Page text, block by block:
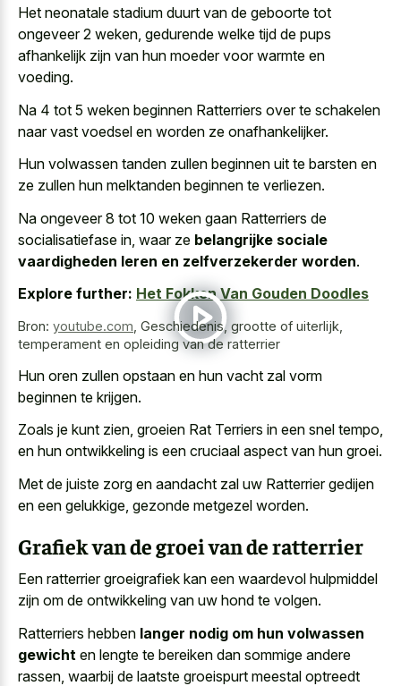
Het neonatale stadium duurt van de geboorte tot
ongeveer 2 weken, gedurende welke tijd de pups
afhankelijk zijn van hun moeder voor warmte en
voeding.
Na 4 tot 5 weken beginnen Ratterriers over te schakelen
naar vast voedsel en worden ze onafhankelijker.
Hun volwassen tanden zullen beginnen uit te barsten en
ze zullen hun melktanden beginnen te verliezen.
Na ongeveer 8 tot 10 weken gaan Ratterriers de
socialisatiefase in, waar ze belangrijke sociale
vaardigheden leren en zelfverzekerder worden.
Explore further: Het Fokken Van Gouden Doodles
Bron: youtube.com Geschiedenis, grootte of uiterlijk,
temperament en opleiding van de ratterrier
Hun oren zullen opstaan en hun vacht zal vorm
beginnen te krijgen.
Zoals je kunt zien, groeien Rat Terriers in een snel tempo,
en hun ontwikkeling is een cruciaal aspect van hun groei.
Met de juiste zorg en aandacht zal uw Ratterrier gedijen
en een gelukkige, gezonde metgezel worden.
Grafiek van de groei van de ratterrier
Een ratterrier groeigrafiek kan een waardevol hulpmiddel
zijn om de ontwikkeling van uw hond te volgen.
Ratterriers hebben langer nodig om hun volwassen
gewicht en lengte te bereiken dan sommige andere
rassen, waarbij de laatste groeispurt meestal optreedt